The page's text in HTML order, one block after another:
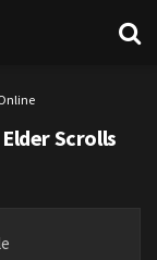
Scrolls